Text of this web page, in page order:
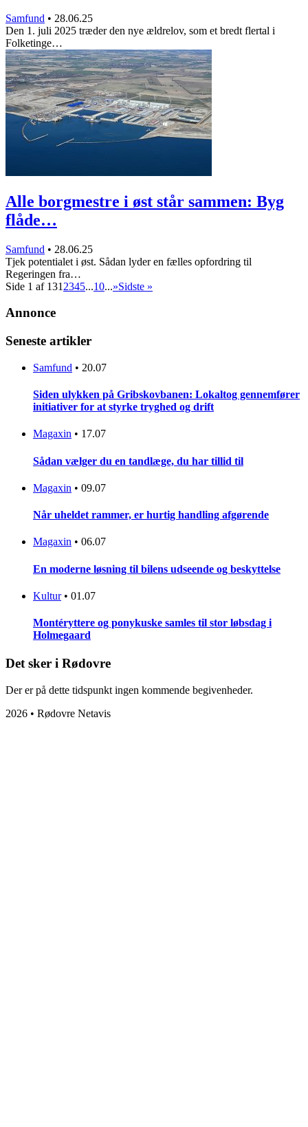
Samfund • 28.06.25
Den 1. juli 2025 træder den nye ældrelov, som et bredt flertal i
Folketinge…
Alle borgmestre i øst står sammen: Byg
flåde…
Samfund • 28.06.25
Tjek potentialet i øst. Sådan lyder en fælles opfordring til
Regeringen fra…
Side 1 af 131 2345...10...»Sidste »
Annonce
Seneste artikler
Samfund • 20.07
Siden ulykken på Gribskovbanen: Lokaltog gennemfører
initiativer for at styrke tryghed og drift
Magaxin • 17.07
Sådan vælger du en tandlæge, du har tillid til
Magaxin • 09.07
Når uheldet rammer, er hurtig handling afgørende
Magaxin • 06.07
En moderne løsning til bilens udseende og beskyttelse
Kultur • 01.07
Montéryttere og ponykuske samles til stor løbsdag i
Holmegaard
Det sker i Rødovre
Der er på dette tidspunkt ingen kommende begivenheder.
2026 • Rødovre Netavis